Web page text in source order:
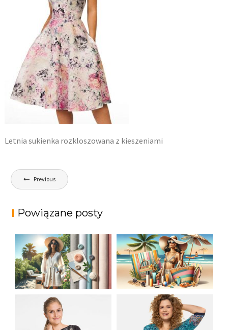
Letnia sukienka rozkloszowana z kieszeniami
Nawigacja
wpisu
Previous
Powiązane posty
LETNIA MODA
PLAŻOWA: STROJE
KĄPIELOWE I
AKCESORIA, KTÓRE
MUSISZ MIEĆ
JAK STYLOWO
PRZETRWAĆ UPALNE
DNI: NAJLEPSZE
MATERIAŁY I KROJE
NA LATO